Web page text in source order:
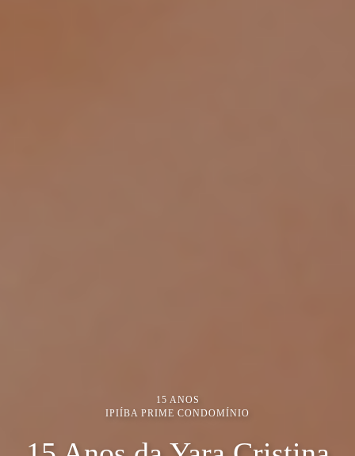
15 ANOS
IPIÍBA PRIME CONDOMÍNIO